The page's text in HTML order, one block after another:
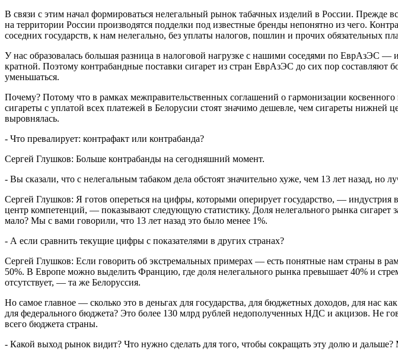
В связи с этим начал формироваться нелегальный рынок табачных изделий в России. Прежде
на территории России производятся подделки под известные бренды непонятно из чего.
соседних государств, к нам нелегально, без уплаты налогов, пошлин и прочих обязательных
У нас образовалась большая разница в налоговой нагрузке с нашими соседями по ЕврАзЭС —
кратной. Поэтому контрабандные поставки сигарет из стран ЕврАзЭС до сих пор составляют
уменьшаться.
Почему? Потому что в рамках межправительственных соглашений о гармонизации
сигареты с уплатой всех платежей в Белорусии стоят значимо дешевле, чем сигареты
выровнялась.
- Что превалирует: контрафакт или контрабанда?
Сергей Глушков: Больше контрабанды на сегодняшний момент.
- Вы сказали, что с нелегальным табаком дела обстоят значительно хуже, чем 13 лет назад,
Сергей Глушков: Я готов опереться на цифры, которыми оперирует государство, —
центр компетенций, — показывают следующую статистику. Доля нелегального рынка
мало? Мы с вами говорили, что 13 лет назад это было менее 1%.
- А если сравнить текущие цифры с показателями в других странах?
Сергей Глушков: Если говорить об экстремальных примерах — есть понятные нам страны
50%. В Европе можно выделить Францию, где доля нелегального рынка превышает 40% и
отсутствует, — та же Белоруссия.
Но самое главное — сколько это в деньгах для государства, для бюджетных доходов, для нас
для федерального бюджета? Это более 130 млрд рублей недополученных НДС и акцизов. Не
всего бюджета страны.
- Какой выход рынок видит? Что нужно сделать для того, чтобы сокращать эту долю и